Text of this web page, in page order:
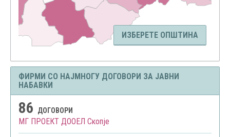
ИЗБЕРЕТЕ ОПШТИНА
ФИРМИ СО НАЈМНОГУ ДОГОВОРИ ЗА ЈАВНИ
НАБАВКИ
86 ДОГОВОРИ
МГ ПРОЕКТ ДООЕЛ Скопје